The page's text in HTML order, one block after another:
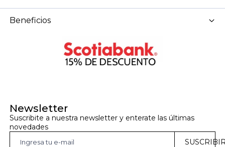
Newsletter
Suscribite a nuestra newsletter y enterate las últimas
novedades
Beneficios